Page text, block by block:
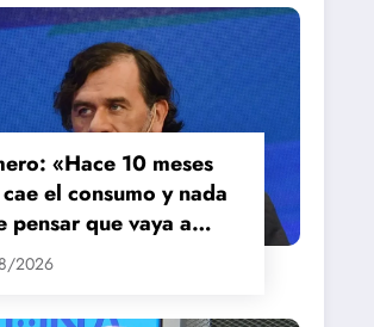
«Hace 10 meses
el consumo y nada
pensar que vaya a
2026